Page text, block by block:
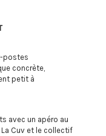
postes
concrète,
petit à
avec un apéro au
Cuv et le collectif